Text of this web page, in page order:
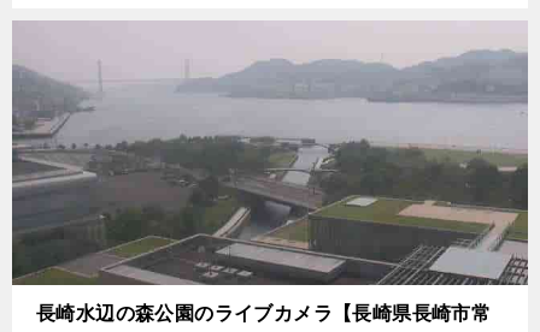
長崎水辺の森公園のライブカメラ【長崎県長崎市常